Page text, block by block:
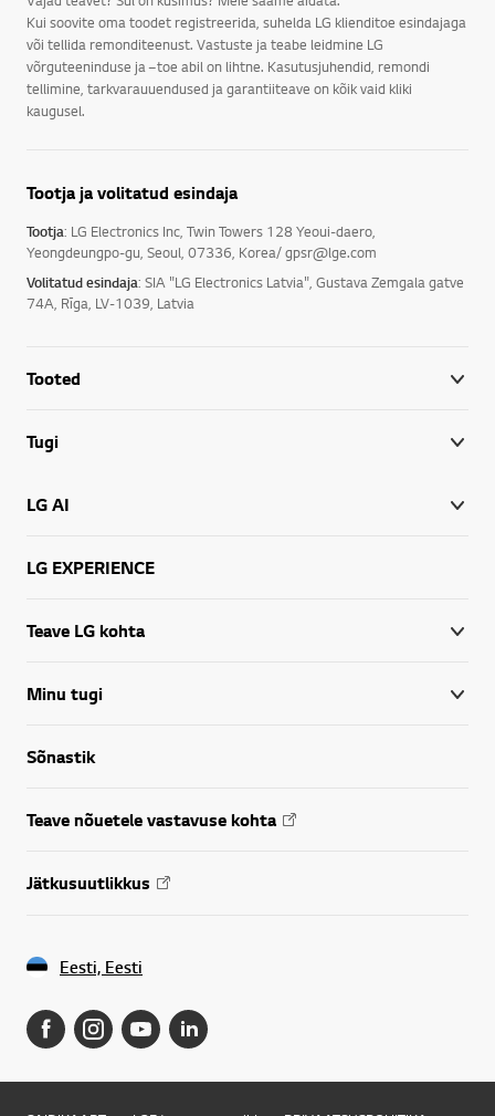
Kui soovite oma toodet registreerida, suhelda LG klienditoe esindajaga
või tellida remonditeenust. Vastuste ja teabe leidmine LG
võrguteeninduse ja –toe abil on lihtne. Kasutusjuhendid, remondi
tellimine, tarkvarauuendused ja garantiiteave on kõik vaid kliki
kaugusel.
Tootja ja volitatud esindaja
Tootja: LG Electronics Inc, Twin Towers 128 Yeoui-daero,
Yeongdeungpo-gu, Seoul, 07336, Korea/ gpsr@lge.com
Volitatud esindaja: SIA "LG Electronics Latvia", Gustava Zemgala gatve
74A, Rīga, LV-1039, Latvia
Tooted
Tugi
LG AI
LG EXPERIENCE
Teave LG kohta
Minu tugi
Sõnastik
Teave nõuetele vastavuse kohta
Jätkusuutlikkus
Eesti, Eesti